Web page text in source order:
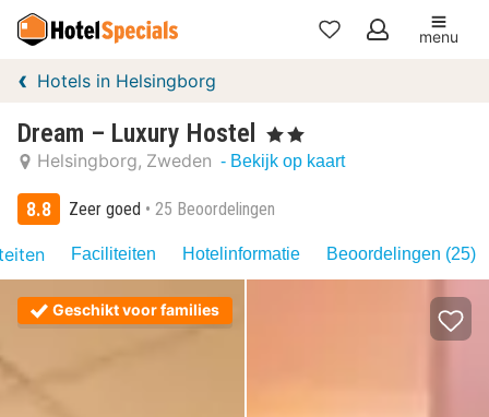
Mijn
menu
Hotels in Helsingborg
Dream – Luxury Hostel , 2 Sterren
Helsingborg Zweden - Bekijk op kaart
8.8 Zeer goed 25 Beoordelingen
Faciliteiten Hotelinformatie Beoordelingen (25)
Geschikt voor families